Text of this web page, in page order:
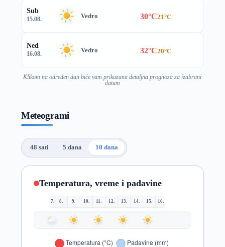
Sub
15.08. Vedro 30°C21°C
Ned
16.08. Vedro 32°C20°C
Klikom na određen dan biće vam prikazana detaljna prognoza za izabrani
datum
Meteogrami
48 sati 5 dana 10 dana
Temperatura, vreme i padavine
7. 8. 9. 10. 11. 12. 13. 14. 15. 16.